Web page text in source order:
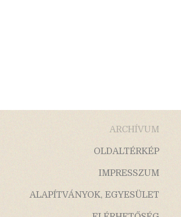
ARCHÍVUM
OLDALTÉRKÉP
IMPRESSZUM
ALAPÍTVÁNYOK, EGYESÜLET